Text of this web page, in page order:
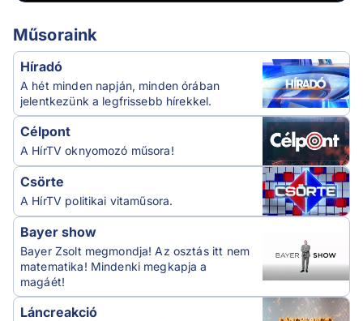
Műsoraink
Híradó
A hét minden napján, minden órában
jelentkezünk a legfrissebb hírekkel.
Célpont
A HírTV oknyomozó műsora!
Csörte
A HírTV politikai vitaműsora.
Bayer show
Bayer Zsolt megmondja! Az osztás itt nem
matematika! Mindenki megkapja a
magáét!
Láncreakció